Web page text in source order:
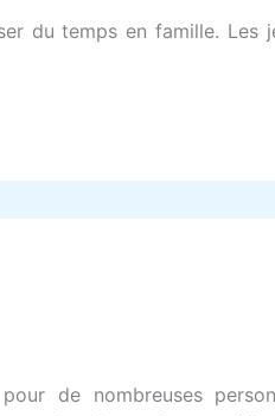
du temps en famille. Les
de nombreuses